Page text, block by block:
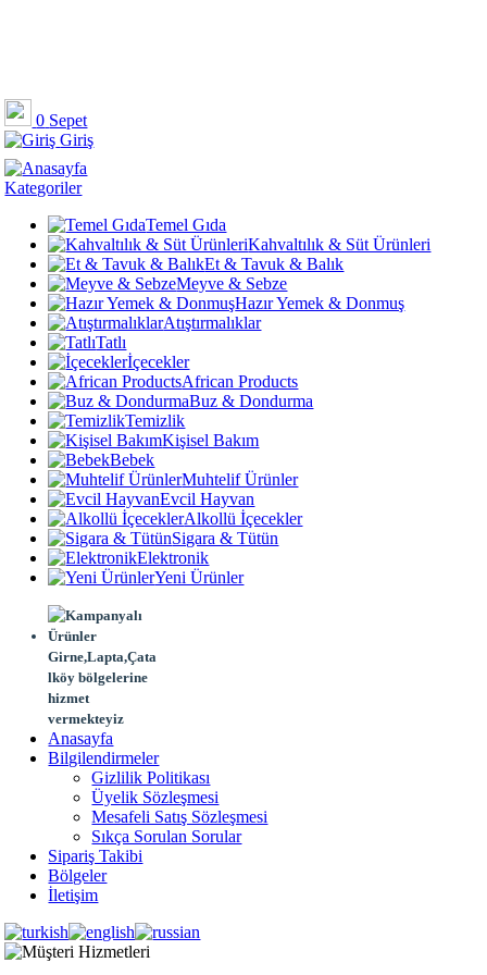
0 Sepet
Giriş
Kategoriler
Temel Gıda
Kahvaltılık & Süt Ürünleri
Et & Tavuk & Balık
Meyve & Sebze
Hazır Yemek & Donmuş
Atıştırmalıklar
Tatlı
İçecekler
African Products
Buz & Dondurma
Temizlik
Kişisel Bakım
Bebek
Muhtelif Ürünler
Evcil Hayvan
Alkollü İçecekler
Sigara & Tütün
Elektronik
Yeni Ürünler
Girne,Lapta,Çata
lköy bölgelerine
hizmet
vermekteyiz
Anasayfa
Bilgilendirmeler
Gizlilik Politikası
Üyelik Sözleşmesi
Mesafeli Satış Sözleşmesi
Sıkça Sorulan Sorular
Sipariş Takibi
Bölgeler
İletişim